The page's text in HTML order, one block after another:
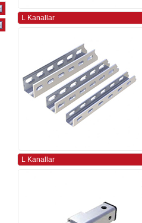
L Kanallar
L Kanallar